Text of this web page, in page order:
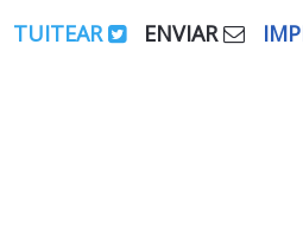
TUITEAR ENVIAR